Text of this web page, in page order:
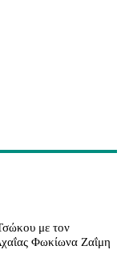
με τον
Φωκίωνα Ζαΐμη